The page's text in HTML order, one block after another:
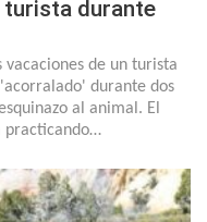
turista durante
de un turista
durante dos
al animal. El
practicando…